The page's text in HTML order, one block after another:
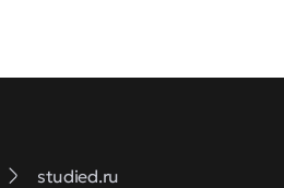
studied.ru